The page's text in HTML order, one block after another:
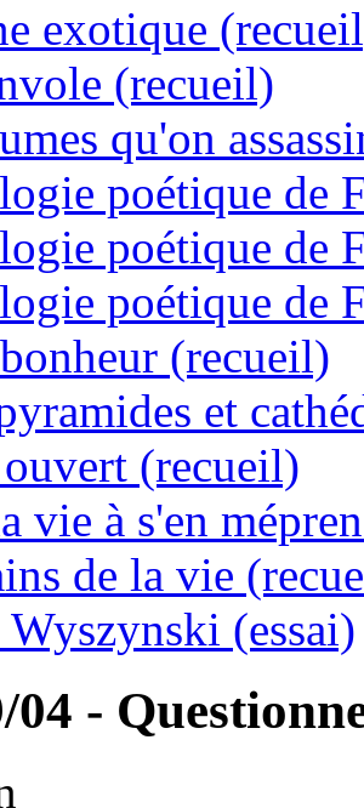
exotique
(recueil)
qu'on
poétique de
poétique de
poétique de
(recueil)
et
(recueil)
vie à s'en
de la vie
Wyszynski (essai)
04 -